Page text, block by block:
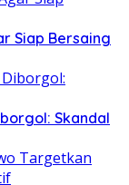
Siap Bersaing
Skandal